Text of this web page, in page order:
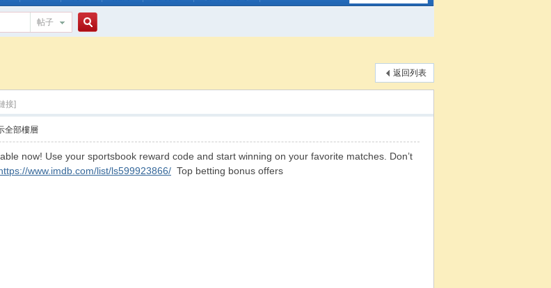
帖子
返回列表
接]
全部樓層
now! Use your sportsbook reward code and start winning on your favorite matches. Don’t
www.imdb.com/list/ls599923866/ Top betting bonus offers